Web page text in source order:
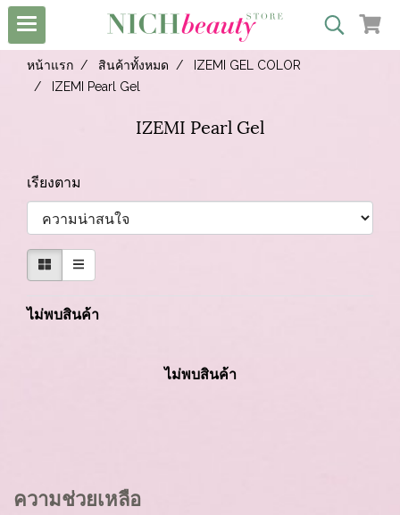
หน้าแรก สินค้าทั้งหมด
IZEMI GEL COLOR
IZEMI Pearl Gel
IZEMI Pearl Gel
เรียงตาม
ไม่พบสินค้า
ไม่พบสินค้า
ความช่วยเหลือ